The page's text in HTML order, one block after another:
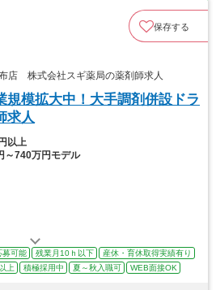
保存する
店 株式会社スギ薬局の薬剤師求人
規模拡大中！大手調剤併設ドラ
求人
以上
～740万円モデル
募可能 残業月10ｈ以下
産休・育休取得実績有り
上 積極採用中 夏～秋入職可 WEB面接OK